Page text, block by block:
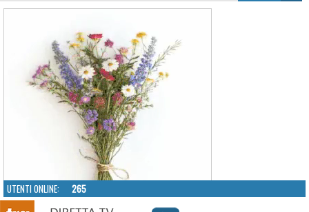
UTENTI ONLINE: 265